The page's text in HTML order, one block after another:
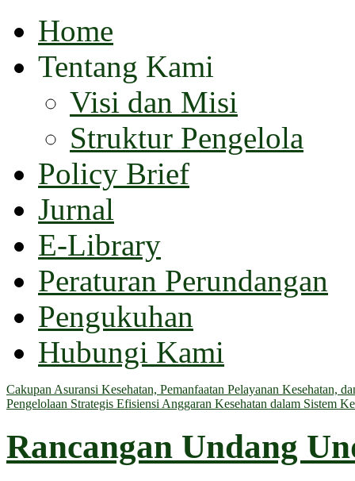
Home
Tentang Kami
Visi dan Misi
Struktur Pengelola
Policy Brief
Jurnal
E-Library
Peraturan Perundangan
Pengukuhan
Hubungi Kami
Cakupan Asuransi Kesehatan, Pemanfaatan Pelayanan Kesehatan,
Pengelolaan Strategis Efisiensi Anggaran Kesehatan dalam Sistem
Rancangan Undang